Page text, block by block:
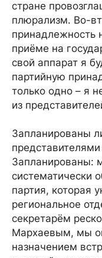
стране
плюрализм. Во-
принадлежность
приёме на
свой аппарат я
партийную
только одно – я
из
Запланированы
Запланированы:
систематически
партия, которая
региональное
секретарём
Мархаевым, мы
назначением